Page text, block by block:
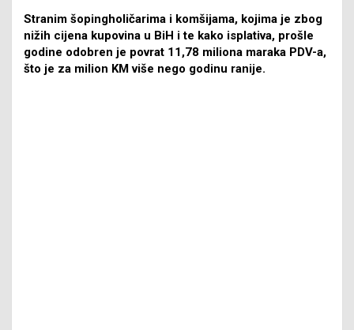
Stranim šopingholičarima i komšijama, kojima je zbog
nižih cijena kupovina u BiH i te kako isplativa, prošle
godine odobren je povrat 11,78 miliona maraka PDV-a,
što je za milion KM više nego godinu ranije.